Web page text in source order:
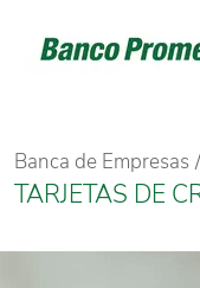
Banca de Empresas
TARJETAS DE